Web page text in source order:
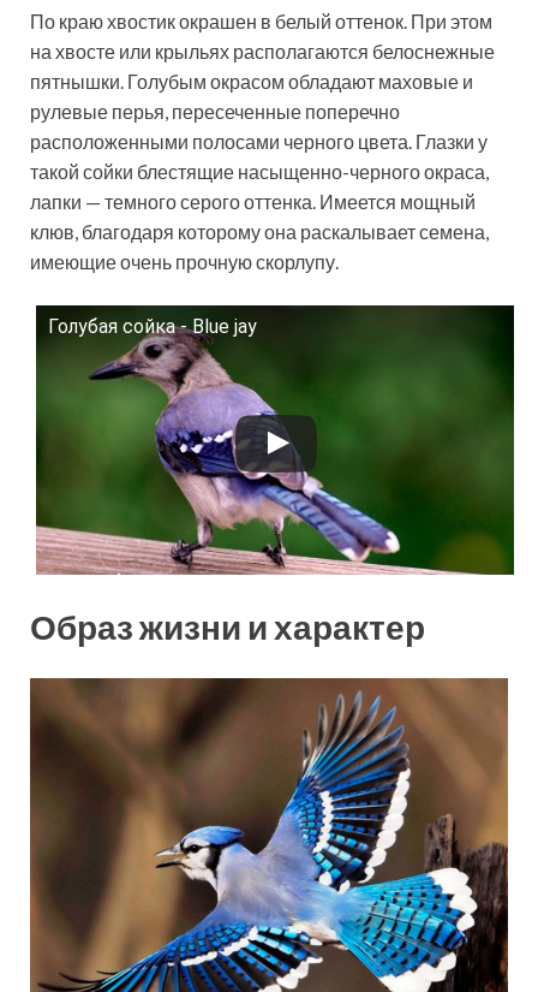
По краю хвостик окрашен в белый оттенок. При этом
на хвосте или крыльях располагаются белоснежные
пятнышки. Голубым окрасом обладают маховые и
рулевые перья, пересеченные поперечно
расположенными полосами черного цвета. Глазки у
такой сойки блестящие насыщенно-черного окраса,
лапки — темного серого оттенка. Имеется мощный
клюв, благодаря которому она раскалывает семена,
имеющие очень прочную скорлупу.
Голубая сойка - Blue jay
Смотрите это видео на YouTube
Образ жизни и характер